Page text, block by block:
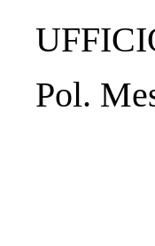
Pol.